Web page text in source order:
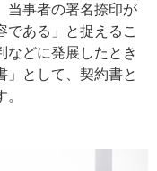
当事者の署名捺印が
である」と捉えるこ
などに発展したとき
」として、契約書と